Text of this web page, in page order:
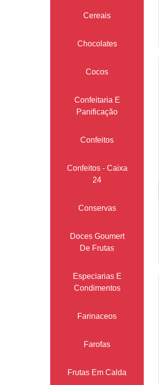
Cereais
Chocolates
Cocos
Confeitaria E
Panificação
Confeitos
Confeitos - Caixa
24
Conservas
Doces Goumert
De Frutas
Especiarias E
Condimentos
Farinaceos
Farofas
Frutas Em Calda